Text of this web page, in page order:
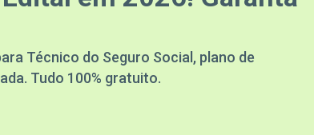
Técnico do Seguro Social, plano de
Tudo 100% gratuito.